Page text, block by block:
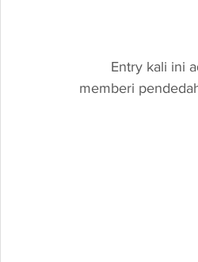
Entry kali ini
memberi